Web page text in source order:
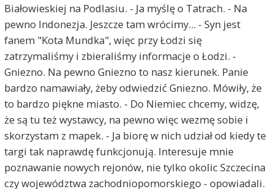
Białowieskiej na Podlasiu. - Ja myślę o Tatrach. - Na
pewno Indonezja. Jeszcze tam wrócimy... - Syn jest
fanem "Kota Mundka", więc przy Łodzi się
zatrzymaliśmy i zbieraliśmy informacje o Łodzi. -
Gniezno. Na pewno Gniezno to nasz kierunek. Panie
bardzo namawiały, żeby odwiedzić Gniezno. Mówiły, że
to bardzo piękne miasto. - Do Niemiec chcemy, widzę,
że są tu też wystawcy, na pewno więc wezmę sobie i
skorzystam z mapek. - Ja biorę w nich udział od kiedy te
targi tak naprawdę funkcjonują. Interesuje mnie
poznawanie nowych rejonów, nie tylko okolic Szczecina
czy województwa zachodniopomorskiego - opowiadali.